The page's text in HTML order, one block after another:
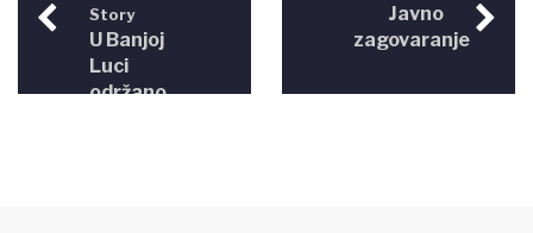
Story
U Banjoj
Luci
održano
Javno
zagovaranje